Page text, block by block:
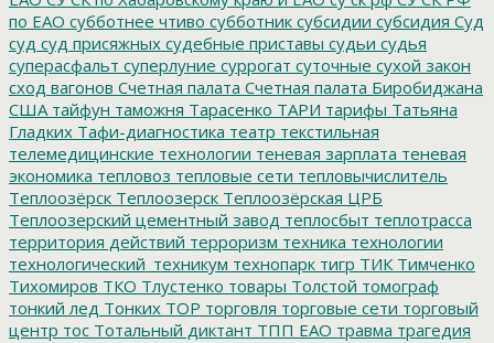
по ЕАО субботнее чтиво субботник субсидии субсидия Суд
суд суд присяжных судебные приставы судьи судья
суперасфальт суперлуние суррогат суточные сухой закон
сход вагонов Счетная палата Счетная палата Биробиджана
США тайфун таможня Тарасенко ТАРИ тарифы Татьяна
Гладких Тафи-диагностика театр текстильная
телемедицинские технологии теневая зарплата теневая
экономика тепловоз тепловые сети тепловычислитель
Теплоозёрск Теплоозерск Теплоозёрская ЦРБ
Теплоозерский цементный завод теплосбыт теплотрасса
территория действий терроризм техника технологии
технологический_техникум технопарк тигр ТИК Тимченко
Тихомиров ТКО Тлустенко товары Толстой томограф
тонкий лед Тонких ТОР торговля торговые сети торговый
центр тос Тотальный диктант ТПП ЕАО травма трагедия